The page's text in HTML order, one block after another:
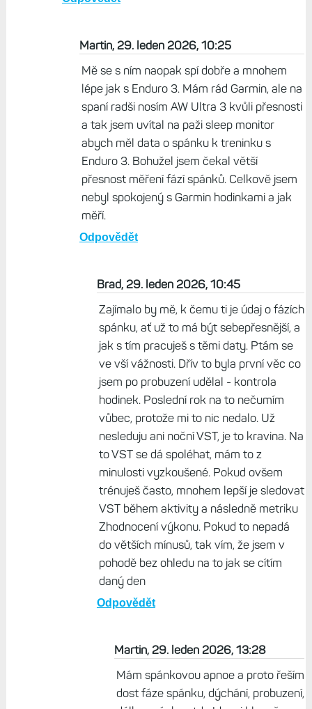
založil, že ho teď nemůžu najít. Nedává mi to
smysl, spalo se mi s ním hůř jak s hodinkami. A
nandávat si ho každou noc na rameno, fakt ne.
Akorát jsem měl pod zpocenou ruku, zabere to
velký prostor. Takové Venu X1, to je jiný kafe :-)
Odpovědět
Martin, 29. leden 2026, 10:25
Mě se s ním naopak spí dobře a mnohem
spaní radši nosím AW Ultra 3 kvůli přesnosti
abych měl data o spánku k treninku s
Enduro 3. Bohužel jsem čekal větší
přesnost měření fází spánků. Celkově jsem
nebyl spokojený s Garmin hodinkami a jak
měří.
Odpovědět
Brad, 29. leden 2026, 10:45
Zajímalo by mě, k čemu ti je údaj o fázích
spánku, ať už to má být sebepřesnější, a
jak s tím pracuješ s těmi daty. Ptám se
ve vší vážnosti. Dřív to byla první věc co
jsem po probuzení udělal - kontrola
hodinek. Poslední rok na to nečumím
vůbec, protože mi to nic nedalo. Už
nesleduju ani noční VST, je to kravina. Na
minulosti vyzkoušené. Pokud ovšem
VST během aktivity a následně metriku
Zhodnocení výkonu. Pokud to nepadá